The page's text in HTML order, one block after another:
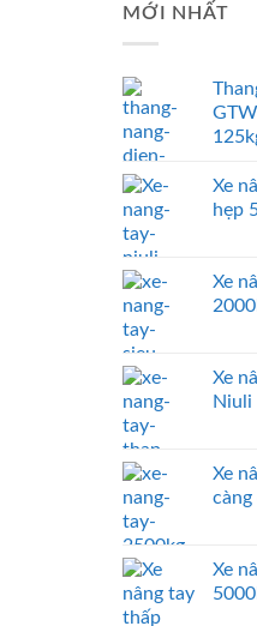
MỚI NHẤT
Xe
hẹp
Xe
Xe
Niuli
Xe
càng
Xe